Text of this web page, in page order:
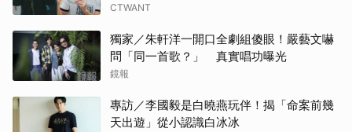
CTWANT
獨家／朱軒洋一開口全劇組傻眼！嚴藝文嚇
問「同一首歌？」 真實唱功曝光
鏡報
專訪／李國毅是白曉燕玩伴！揭「命案前幾
天出遊」從小認識白冰冰